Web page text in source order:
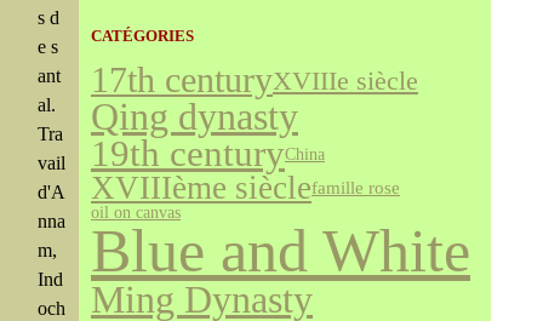
s d
e s
ant
al.
Tra
vail
d'A
nna
m,
Ind
och
CATÉGORIES
17th centuryXVIIIe siècle
Qing dynasty
19th centuryChina
XVIIIème sièclefamille rose
oil on canvas
Blue and White
Ming Dynasty